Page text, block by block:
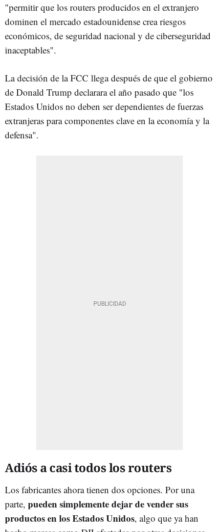
"permitir que los routers producidos en el extranjero
dominen el mercado estadounidense crea riesgos
económicos, de seguridad nacional y de ciberseguridad
inaceptables".
La decisión de la FCC llega después de que el gobierno
de Donald Trump declarara el año pasado que "los
Estados Unidos no deben ser dependientes de fuerzas
extranjeras para componentes clave en la economía y la
defensa".
Adiós a casi todos los routers
Los fabricantes ahora tienen dos opciones. Por una
parte, pueden simplemente dejar de vender sus
productos en los Estados Unidos, algo que ya han